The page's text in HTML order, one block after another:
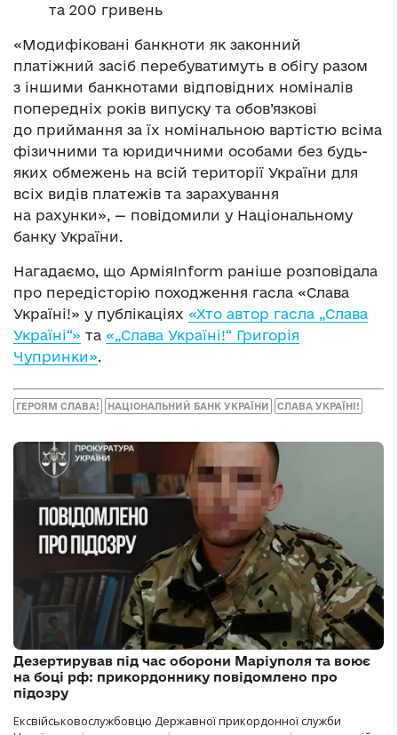
та 200 гривень
«Модифіковані банкноти як законний
платіжний засіб перебуватимуть в обігу разом
з іншими банкнотами відповідних номіналів
попередніх років випуску та обов’язкові
до приймання за їх номінальною вартістю всіма
фізичними та юридичними особами без будь-
яких обмежень на всій території України для
всіх видів платежів та зарахування
на рахунки», — повідомили у Національному
банку України.
Нагадаємо, що АрміяInform раніше розповідала
про передісторію походження гасла «Слава
Україні!» у публікаціях «Хто автор гасла „Слава
Україні“» та «„Слава Україні!“ Григорія
Чупринки».
ГЕРОЯМ СЛАВА! НАЦІОНАЛЬНИЙ БАНК УКРАЇНИ СЛАВА УКРАЇНІ!
Дезертирував під час оборони Маріуполя та воює
на боці рф: прикордоннику повідомлено про
підозру
Ексвійськовослужбовцю Державної прикордонної служби